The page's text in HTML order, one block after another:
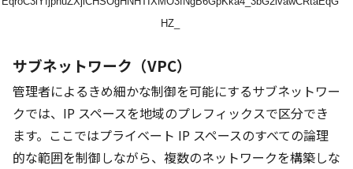
サブネットワーク（VPC）
管理者によるきめ細かな制御を可能にするサブネットワー
クでは、IP スペースを地域のプレフィックスで区分でき
ます。ここではプライベート IP スペースのすべての論理
的な範囲を制御しながら、複数のネットワークを構築しな